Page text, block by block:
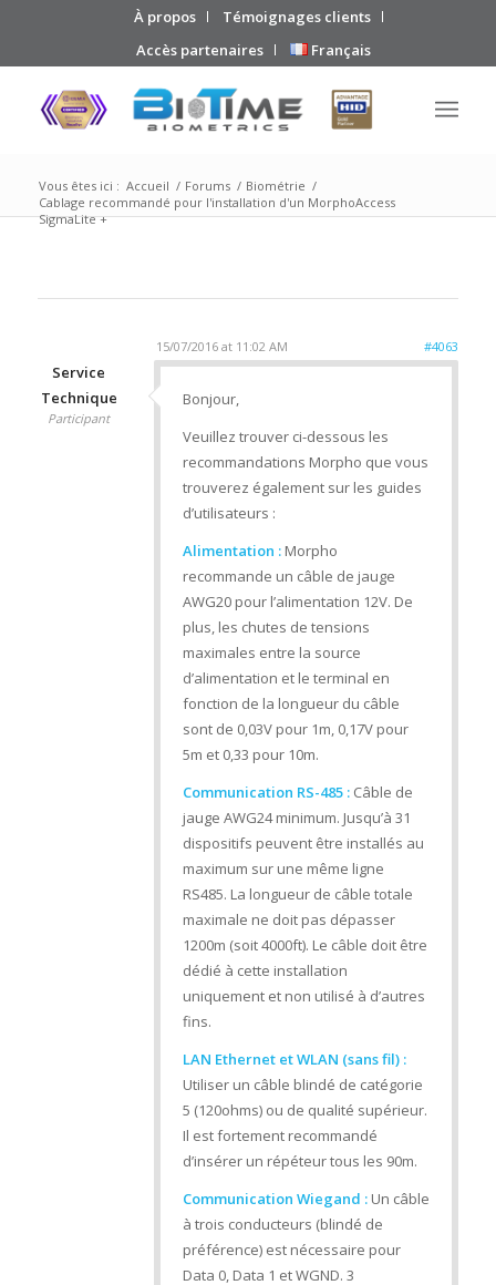
À propos
Témoignages clients
Accès partenaires
Français
Vous êtes ici : Accueil / Forums / Biométrie /
Cablage recommandé pour l'installation d'un MorphoAccess
SigmaLite +
15/07/2016 at 11:02 AM #4063
Service
Technique
Participant
Bonjour,
Veuillez trouver ci-dessous les
recommandations Morpho que vous
trouverez également sur les guides
d’utilisateurs :
Alimentation :Morpho
recommande un câble de jauge
AWG20 pour l’alimentation 12V. De
plus, les chutes de tensions
maximales entre la source
d’alimentation et le terminal en
fonction de la longueur du câble
sont de 0,03V pour 1m, 0,17V pour
5m et 0,33 pour 10m.
Communication RS-485 :Câble de
jauge AWG24 minimum. Jusqu’à 31
dispositifs peuvent être installés au
maximum sur une même ligne
RS485. La longueur de câble totale
maximale ne doit pas dépasser
1200m (soit 4000ft). Le câble doit être
dédié à cette installation
uniquement et non utilisé à d’autres
fins.
LAN Ethernet et WLAN (sans fil) :
Utiliser un câble blindé de catégorie
5 (120ohms) ou de qualité supérieur.
Il est fortement recommandé
d’insérer un répéteur tous les 90m.
Communication Wiegand :Un câble
à trois conducteurs (blindé de
préférence) est nécessaire pour
Data 0, Data 1 et WGND. 3